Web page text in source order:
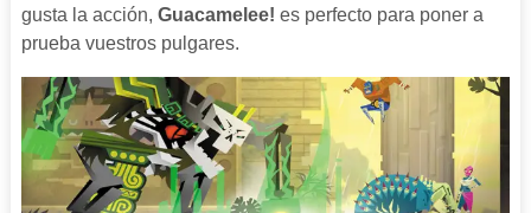
gusta la acción, Guacamelee! es perfecto para poner a
prueba vuestros pulgares.